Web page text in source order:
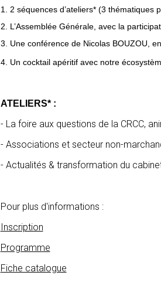
1. 2 séquences d’ateliers* (3 thématiques
2. L’Assemblée Générale, avec la
3. Une conférence de Nicolas BOUZOU,
4. Un cocktail apéritif avec notre
ATELIERS* :
- La foire aux questions de la CRCC,
- Associations et secteur non-
- Actualités & transformation du
Pour plus d'informations :
Inscription
Programme
Fiche catalogue